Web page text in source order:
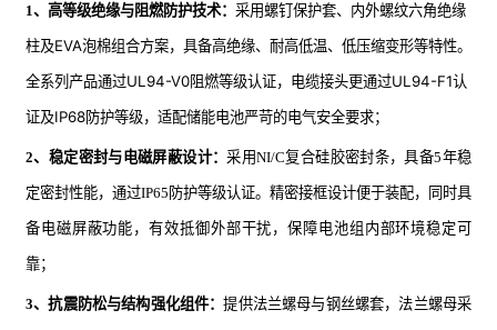
1、高等级绝缘与阻燃防护技术： 采用螺钉保护套、内外螺纹六角绝缘
柱及EVA泡棉组合方案，具备高绝缘、耐高低温、低压缩变形等特性。
全系列产品通过UL94-V0阻燃等级认证，电缆接头更通过UL94-F1认
证及IP68防护等级，适配储能电池严苛的电气安全要求；
2、稳定密封与电磁屏蔽设计：采用NI/C复合硅胶密封条，具备5年稳
定密封性能，通过IP65防护等级认证。精密接框设计便于装配，同时具
备电磁屏蔽功能，有效抵御外部干扰，保障电池组内部环境稳定可
靠；
3、抗震防松与结构强化组件：提供法兰螺母与钢丝螺套，法兰螺母采